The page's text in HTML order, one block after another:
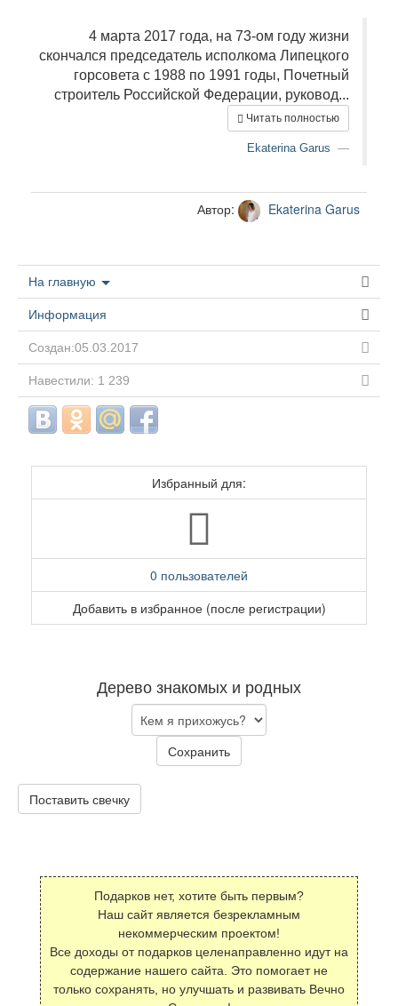
4 марта 2017 года, на 73-ом году жизни
скончался председатель исполкома Липецкого
горсовета с 1988 по 1991 годы, Почетный
строитель Российской Федерации, руковод...
Читать полностью
Ekaterina Garus
Автор: Ekaterina Garus
На главную
Информация
Создан:05.03.2017
Навестили: 1 239
Избранный для:
0 пользователей
Добавить в избранное (после регистрации)
Дерево знакомых и родных
Сохранить
Поставить свечку
Подарков нет, хотите быть первым?
Наш сайт является безрекламным
некоммерческим проектом!
Все доходы от подарков целенаправленно идут на
содержание нашего сайта. Это помогает не
только сохранять, но улучшать и развивать Вечно